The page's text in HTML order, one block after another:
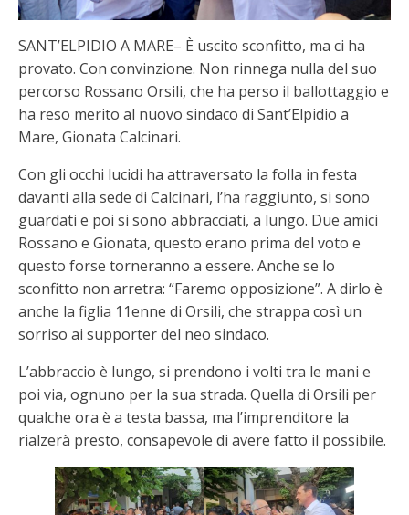
SANT’ELPIDIO A MARE– È uscito sconfitto, ma ci ha
provato. Con convinzione. Non rinnega nulla del suo
percorso Rossano Orsili, che ha perso il ballottaggio e
ha reso merito al nuovo sindaco di Sant’Elpidio a
Mare, Gionata Calcinari.
Con gli occhi lucidi ha attraversato la folla in festa
davanti alla sede di Calcinari, l’ha raggiunto, si sono
guardati e poi si sono abbracciati, a lungo. Due amici
Rossano e Gionata, questo erano prima del voto e
questo forse torneranno a essere. Anche se lo
sconfitto non arretra: “Faremo opposizione”. A dirlo è
anche la figlia 11enne di Orsili, che strappa così un
sorriso ai supporter del neo sindaco.
L’abbraccio è lungo, si prendono i volti tra le mani e
poi via, ognuno per la sua strada. Quella di Orsili per
qualche ora è a testa bassa, ma l’imprenditore la
rialzerà presto, consapevole di avere fatto il possibile.